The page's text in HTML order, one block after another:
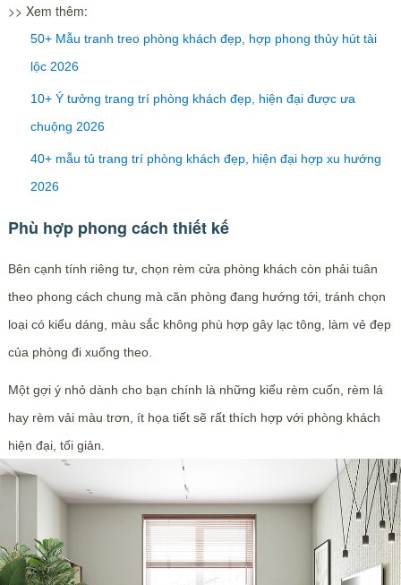
>> Xem thêm:
50+ Mẫu tranh treo phòng khách đẹp, hợp phong thủy hút tài
lộc 2026
10+ Ý tưởng trang trí phòng khách đẹp, hiện đại được ưa
chuộng 2026
40+ mẫu tủ trang trí phòng khách đẹp, hiện đại hợp xu hướng
2026
Phù hợp phong cách thiết kế
Bên cạnh tính riêng tư, chọn rèm cửa phòng khách còn phải tuân
theo phong cách chung mà căn phòng đang hướng tới, tránh chọn
loại có kiểu dáng, màu sắc không phù hợp gây lạc tông, làm vẻ đẹp
của phòng đi xuống theo.
Một gợi ý nhỏ dành cho bạn chính là những kiểu rèm cuốn, rèm lá
hay rèm vải màu trơn, ít họa tiết sẽ rất thích hợp với phòng khách
hiện đại, tối giản.